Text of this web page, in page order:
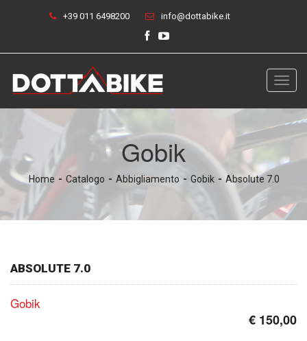
+39 011 6498200 info@dottabike.it
Gobik
Home Catalogo Abbigliamento Gobik Absolute 7.0
ABSOLUTE 7.0
Gobik
€ 150,00